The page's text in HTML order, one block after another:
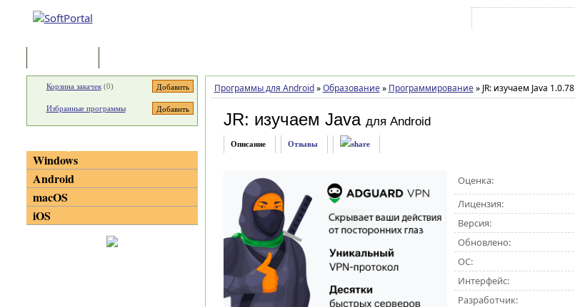
Программы для Android » Образование » Программирование »JR: изучаем Java 1.0.78
JR: изучаем Java для Android
Описание Отзывы
Оценка:
Лицензия:
Версия:
Обновлено:
ОС:
Интерфейс:
Разработчик:
Корзина закачек(0)
Избранные программы
Windows
Android
macOS
iOS